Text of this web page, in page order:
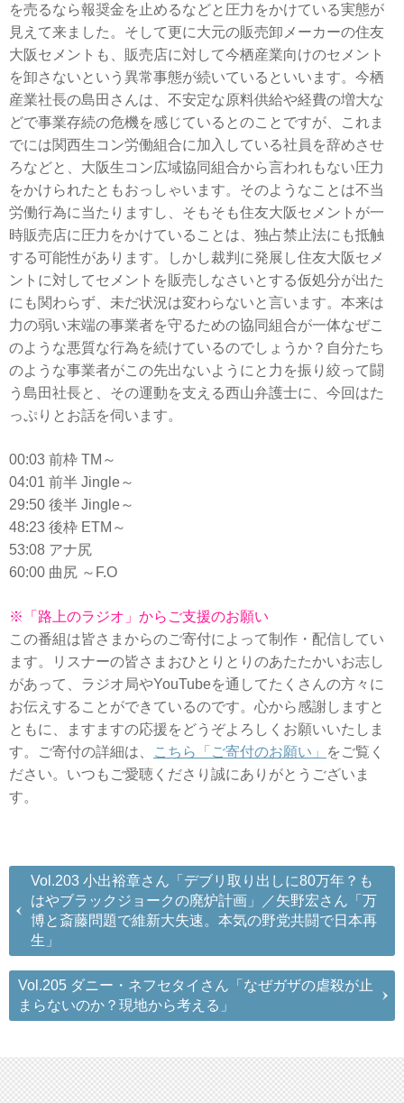
を売るなら報奨金を止めるなどと圧力をかけている実態が
見えて来ました。そして更に大元の販売卸メーカーの住友
大阪セメントも、販売店に対して今栖産業向けのセメント
を卸さないという異常事態が続いているといいます。今栖
産業社長の島田さんは、不安定な原料供給や経費の増大な
どで事業存続の危機を感じているとのことですが、これま
でには関西生コン労働組合に加入している社員を辞めさせ
ろなどと、大阪生コン広域協同組合から言われもない圧力
をかけられたともおっしゃいます。そのようなことは不当
労働行為に当たりますし、そもそも住友大阪セメントが一
時販売店に圧力をかけていることは、独占禁止法にも抵触
する可能性があります。しかし裁判に発展し住友大阪セメ
ントに対してセメントを販売しなさいとする仮処分が出た
にも関わらず、未だ状況は変わらないと言います。本来は
力の弱い末端の事業者を守るための協同組合が一体なぜこ
のような悪質な行為を続けているのでしょうか？自分たち
のような事業者がこの先出ないようにと力を振り絞って闘
う島田社長と、その運動を支える西山弁護士に、今回はた
っぷりとお話を伺います。
00:03 前枠 TM～
04:01 前半 Jingle～
29:50 後半 Jingle～
48:23 後枠 ETM～
53:08 アナ尻
60:00 曲尻 ～F.O
※「路上のラジオ」からご支援のお願い
この番組は皆さまからのご寄付によって制作・配信してい
ます。リスナーの皆さまおひとりとりのあたたかいお志し
があって、ラジオ局やYouTubeを通してたくさんの方々に
お伝えすることができているのです。心から感謝しますと
ともに、ますますの応援をどうぞよろしくお願いいたしま
す。ご寄付の詳細は、
こちら「ご寄付のお願い」
をご覧く
ださい。いつもご愛聴くださり誠にありがとうございま
す。
Vol.203 小出裕章さん「デブリ取り出しに80万年？も
はやブラックジョークの廃炉計画」／矢野宏さん「万
博と斎藤問題で維新大失速。本気の野党共闘で日本再
生」
Vol.205 ダニー・ネフセタイさん「なぜガザの虐殺が止
まらないのか？現地から考える」